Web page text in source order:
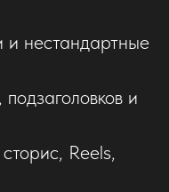
и нестандартные
и
Reels,